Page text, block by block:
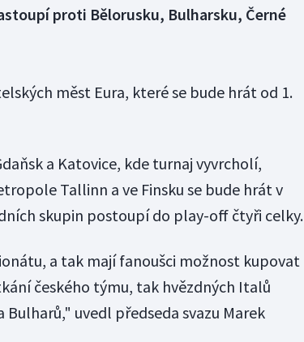
proti Bělorusku, Bulharsku, Černé
měst Eura, které se bude hrát od 1.
a Katovice, kde turnaj vyvrcholí,
Tallinn a ve Finsku se bude hrát v
skupin postoupí do play-off čtyři celky.
a tak mají fanoušci možnost kupovat
českého týmu, tak hvězdných Italů
uvedl předseda svazu Marek